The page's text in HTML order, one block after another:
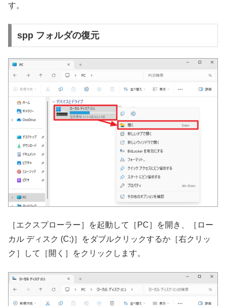
す。
spp フォルダの復元
［エクスプローラー］を起動して［PC］を開き、［ロー
カル ディスク (C:)］をダブルクリックするか［右クリッ
ク］して［開く］をクリックします。